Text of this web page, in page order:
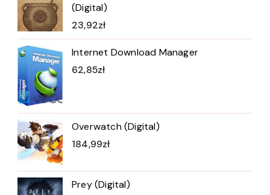
(Digital)
23,92zł
Internet Download Manager
62,85zł
Overwatch (Digital)
184,99zł
Prey (Digital)